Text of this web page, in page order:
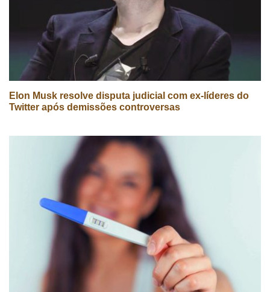
Elon Musk resolve disputa judicial com ex-líderes do
Twitter após demissões controversas